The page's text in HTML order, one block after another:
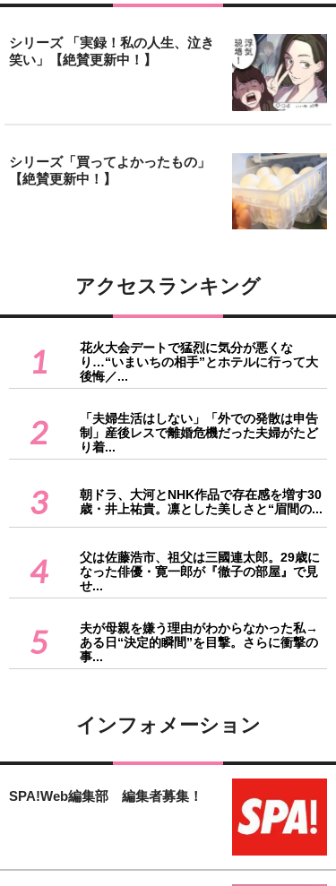
シリーズ 「実録！私の人生、泣き
笑い」【絶賛更新中！】
シリーズ「買ってよかったもの」
【絶賛更新中！】
アクセスランキング
1
花火大会デートで猛烈に気分が悪くな
り…“いまいちの相手”とホテルに行って大
後悔／...
2
「夫婦生活はしない」「外での発散は申告
制」産後レスで離婚危機だった夫婦がたど
り着...
3
朝ドラ、大河とNHK作品で存在感を増す30
歳・井上祐貴。凛とした美しさと“眉間の...
4
父は佐藤浩市、祖父は三國連太郎。29歳に
なった俳優・寛一郎が『徹子の部屋』で見
せ...
5
夫が母親を嫌う理由がわからなかった私→
ある日“決定的瞬間”を目撃。さらに衝撃の
事...
インフォメーション
SPA!Web編集部 編集者募集！